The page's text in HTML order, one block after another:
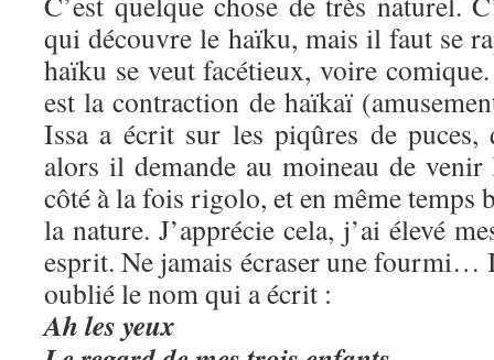
qui découvre le haïku, mais il faut se
haïku se veut facétieux, voire
est la contraction de haïkaï
Issa a écrit sur les piqûres de puces,
alors il demande au moineau de
côté à la fois rigolo, et en même temps
la nature. J’apprécie cela, j’ai élevé
esprit. Ne jamais écraser une fourmi…
oublié le nom qui a écrit :
Ah les yeux